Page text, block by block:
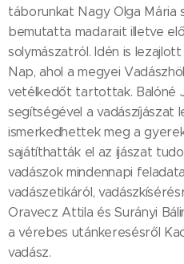
táborunkat Nagy Olga Mária
bemutatta madarait illetve
solymászatról. Idén is
Nap, ahol a megyei
vetélkedőt tartottak. Balóné
segítségével a vadászíjászat
ismerkedhettek meg a
sajátíthatták el az íjászat
vadászok mindennapi
vadászetikáról,
Oravecz Attila és Surányi
a vérebes utánkeresésről
vadász.